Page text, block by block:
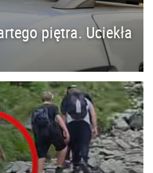
piętra. Uciekła